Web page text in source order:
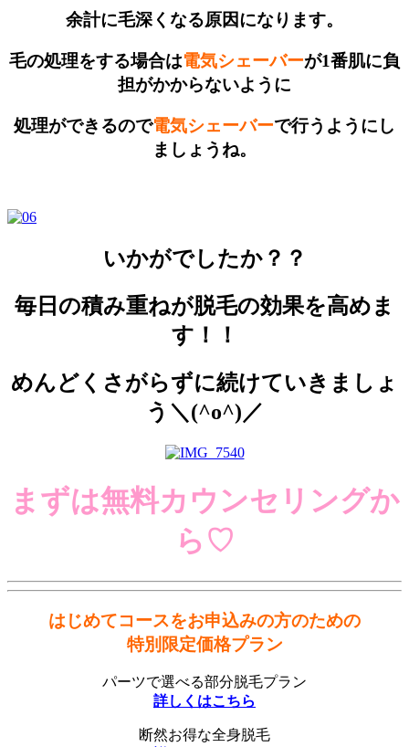
余計に毛深くなる原因になります。
毛の処理をする場合は電気シェーバーが1番肌に負
担がかからないように
処理ができるので電気シェーバーで行うようにし
ましょうね。
いかがでしたか？？
毎日の積み重ねが脱毛の効果を高めま
す！！
めんどくさがらずに続けていきましょ
う＼(^o^)／
まずは無料カウンセリングか
ら♡
はじめてコースをお申込みの方のための
特別限定価格プラン
パーツで選べる部分脱毛プラン
詳しくはこちら
断然お得な全身脱毛